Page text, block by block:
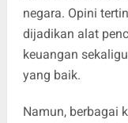
negara. Opini
dijadikan alat
keuangan
yang baik.
Namun, berbagai